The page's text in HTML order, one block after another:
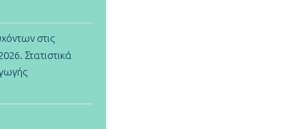
στις
Στατιστικά